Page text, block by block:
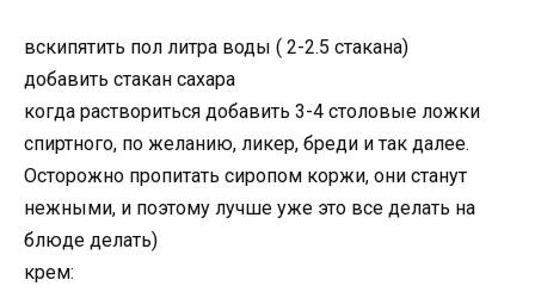
вскипятить пол литра воды ( 2-2.5 стакана)
добавить стакан сахара
когда раствориться добавить 3-4 столовые ложки
спиртного, по желанию, ликер, бреди и так далее.
Осторожно пропитать сиропом коржи, они станут
нежными, и поэтому лучше уже это все делать на
блюде делать)
крем: